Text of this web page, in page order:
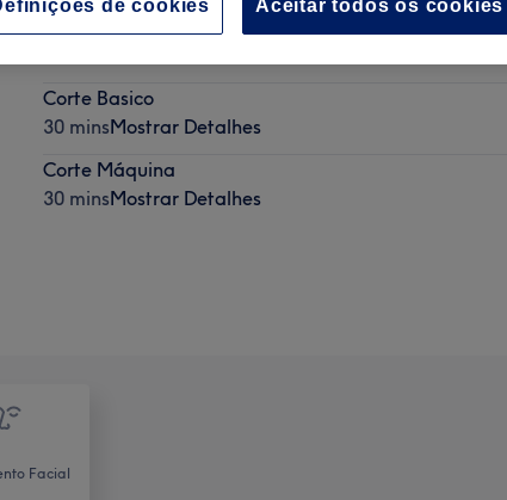
Corte Basico
30 minsMostrar Detalhes
Corte Máquina
30 minsMostrar Detalhes
Facial
Aceitar todos os cookies
de cookies